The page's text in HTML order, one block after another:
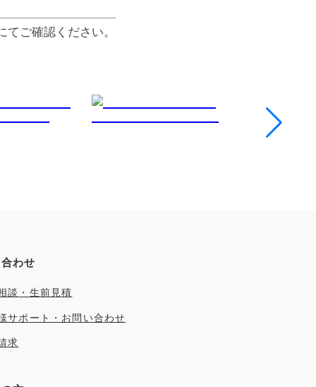
ご確認ください。
わせ
談・生前見積
サポート・お問い合わせ
求